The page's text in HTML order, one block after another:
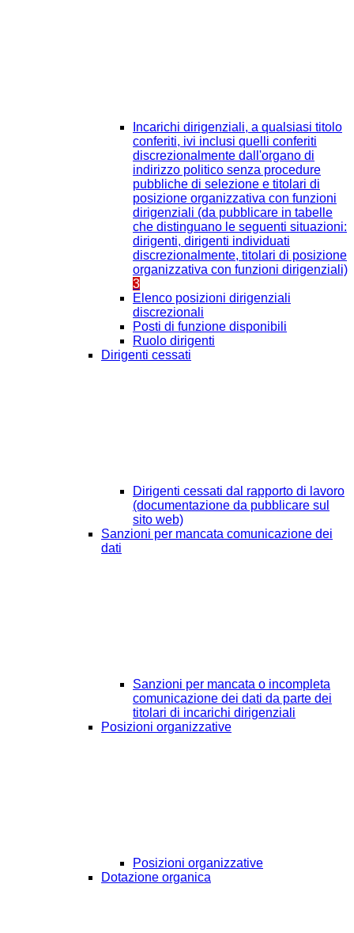
Incarichi dirigenziali, a qualsiasi titolo
conferiti, ivi inclusi quelli conferiti
discrezionalmente dall'organo di
indirizzo politico senza procedure
pubbliche di selezione e titolari di
posizione organizzativa con funzioni
dirigenziali (da pubblicare in tabelle
che distinguano le seguenti situazioni:
dirigenti, dirigenti individuati
discrezionalmente, titolari di posizione
organizzativa con funzioni dirigenziali)
3
Elenco posizioni dirigenziali
discrezionali
Posti di funzione disponibili
Ruolo dirigenti
Dirigenti cessati
Dirigenti cessati dal rapporto di lavoro
(documentazione da pubblicare sul
sito web)
Sanzioni per mancata comunicazione dei
dati
Sanzioni per mancata o incompleta
comunicazione dei dati da parte dei
titolari di incarichi dirigenziali
Posizioni organizzative
Posizioni organizzative
Dotazione organica